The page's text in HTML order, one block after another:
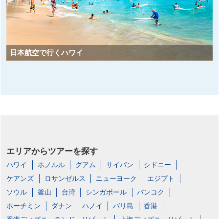
日本航空で行くハワイ
エリアからツアーを探す
ハワイ ホノルル グアム サイパン
シドニー
ケアンズ
ロサンゼルス ニューヨーク
エジプト
ソウル
釜山 台湾 シンガポール
バンコク
ホーチミン
ダナン ハノイ バリ島
香港